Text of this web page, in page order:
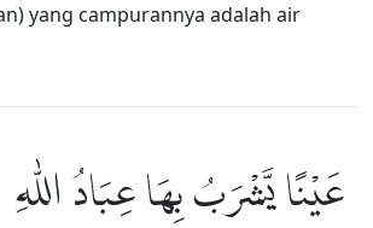
yang campurannya adalah air
عَيْنًا يَّشْرَبُ بِهَا عِبَادُ اللّٰهِ